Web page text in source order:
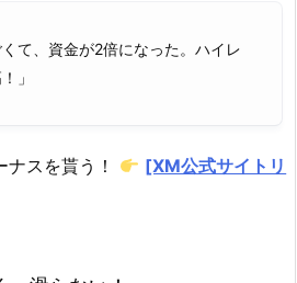
くて、資金が2倍になった。ハイレ
」
スを貰う！
[XM公式サイトリ